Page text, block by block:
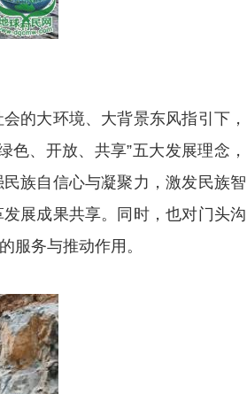
的大环境、大背景东风指引下，
、开放、共享”五大发展理念，
族自信心与凝聚力，激发民族智
展成果共享。同时，也对门头沟
服务与推动作用。